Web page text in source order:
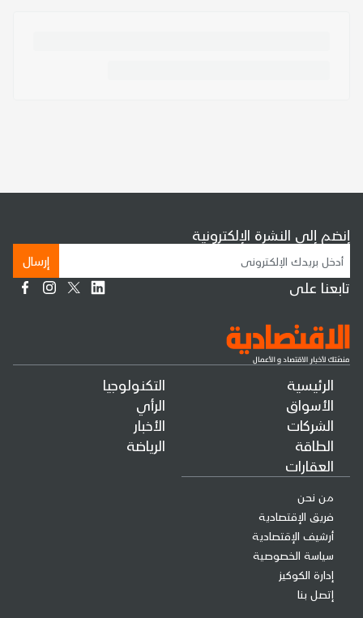
الرئيسية
الأسواق
الشركات
الطاقة
العقارات
التكنولوجيا
الرأي
الأخبار
الرياضة
من نحن
فريق الإقتصادية
أرشيف الإقتصادية
سياسة الخصوصية
إدارة الكوكيز
إتصل بنا
إنضم إلى النشرة الإلكترونية
إرسال
تابعنا على